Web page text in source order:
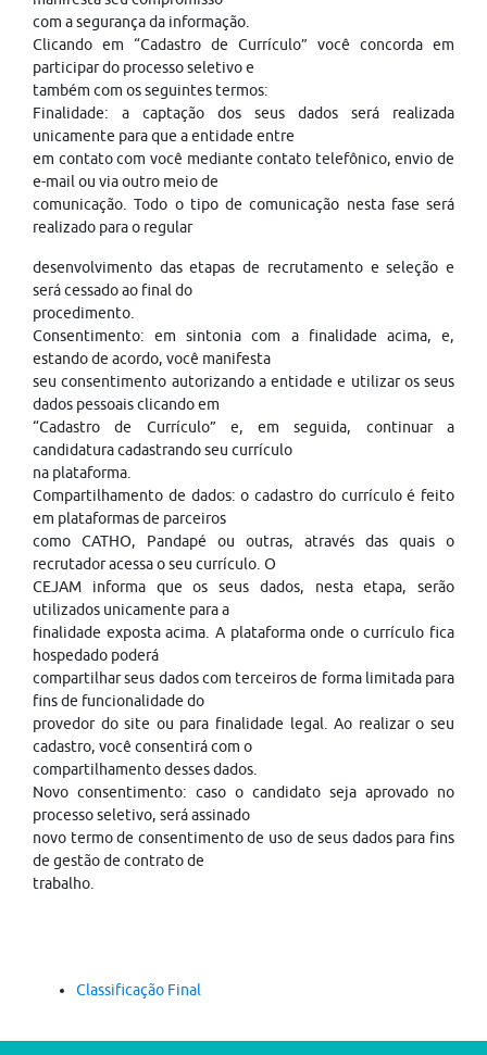
com a segurança da informação.
Clicando em “Cadastro de Currículo” você concorda em
participar do processo seletivo e
também com os seguintes termos:
Finalidade: a captação dos seus dados será realizada
unicamente para que a entidade entre
em contato com você mediante contato telefônico, envio de
e-mail ou via outro meio de
comunicação. Todo o tipo de comunicação nesta fase será
realizado para o regular
desenvolvimento das etapas de recrutamento e seleção e
será cessado ao final do
procedimento.
Consentimento: em sintonia com a finalidade acima, e,
estando de acordo, você manifesta
seu consentimento autorizando a entidade e utilizar os seus
dados pessoais clicando em
“Cadastro de Currículo” e, em seguida, continuar a
candidatura cadastrando seu currículo
na plataforma.
Compartilhamento de dados: o cadastro do currículo é feito
em plataformas de parceiros
como CATHO, Pandapé ou outras, através das quais o
recrutador acessa o seu currículo. O
CEJAM informa que os seus dados, nesta etapa, serão
utilizados unicamente para a
finalidade exposta acima. A plataforma onde o currículo fica
hospedado poderá
compartilhar seus dados com terceiros de forma limitada para
fins de funcionalidade do
provedor do site ou para finalidade legal. Ao realizar o seu
cadastro, você consentirá com o
compartilhamento desses dados.
Novo consentimento: caso o candidato seja aprovado no
processo seletivo, será assinado
novo termo de consentimento de uso de seus dados para fins
de gestão de contrato de
trabalho.
Classificação Final